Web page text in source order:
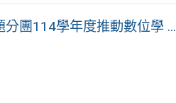
團114學年度推動數位學 ...